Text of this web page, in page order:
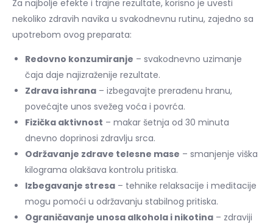
Za najbolje efekte i trajne rezultate, korisno je uvesti
nekoliko zdravih navika u svakodnevnu rutinu, zajedno sa
upotrebom ovog preparata:
Redovno konzumiranje – svakodnevno uzimanje
čaja daje najizraženije rezultate.
Zdrava ishrana – izbegavajte prerađenu hranu,
povećajte unos svežeg voća i povrća.
Fizička aktivnost – makar šetnja od 30 minuta
dnevno doprinosi zdravlju srca.
Održavanje zdrave telesne mase – smanjenje viška
kilograma olakšava kontrolu pritiska.
Izbegavanje stresa – tehnike relaksacije i meditacije
mogu pomoći u održavanju stabilnog pritiska.
Ograničavanje unosa alkohola i nikotina – zdraviji